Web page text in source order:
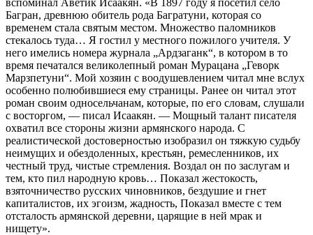
Багран, древнюю обитель рода Багратуни, которая со
временем стала святым местом. Множество паломников
стекалось туда… Я гостил у местного пожилого учителя. У
него имелись номера журнала „Ардзаганк“, в котором в то
время печатался великолепный роман Мурацана „Геворк
Марзпетуни“. Мой хозяин с воодушевлением читал мне вслух
особенно полюбившиеся ему страницы. Ранее он читал этот
роман своим односельчанам, которые, по его словам, слушали
с восторгом, — писал Исаакян. — Мощный талант писателя
охватил все стороны жизни армянского народа. С
реалистической достоверностью изобразил он тяжкую судьбу
неимущих и обездоленных, крестьян, ремесленников, их
честный труд, чистые стремления. Воздал он по заслугам и
тем, кто пил народную кровь… Показал жестокость,
взяточничество русских чиновников, бездушие и гнет
капиталистов, их эгоизм, жадность, Показал вместе с тем
отсталость армянской деревни, царящие в ней мрак и
нищету».